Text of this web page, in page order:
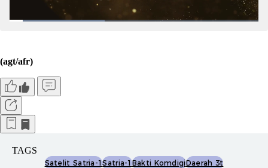
(agt/afr)
TAGS
Satelit Satria-1Satria-1Bakti KomdigiDaerah 3t